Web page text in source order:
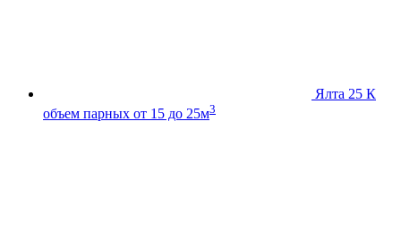
Ялта 25 К
объем парных от 15 до 25м3